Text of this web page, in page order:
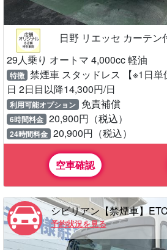
日野 リエッセ カーテ
29人乗り オートマ 4,000cc 軽油
特徴 禁煙車 スタッドレス 【※1日単
日 2日目以降14,300円/日
利用可能オプション 免責補償
6時間料金 20,900円（税込）
24時間料金 20,900円（税込）
空車確認
シビリアン【禁煙車】
予約状況を見る